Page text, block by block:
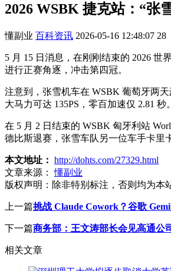
2026 WSBK 捷克站：“张
懂副业 百科资讯 2026-05-16 12:48:07 28
5 月 15 日消息，在刚刚结束的 2026 世
进行正赛角逐，冲击第四冠。
注意到，张雪机车在 WSBK 葡萄牙两
大马力可达 135PS，零百加速仅 2.81 秒。
在 5 月 2 日结束的 WSBK 匈牙利站
德比斯退赛，张雪车队另一位车手卡里
本文地址： http://dohts.com/27329.html
文章来源：
懂副业
版权声明： 除非特别标注，否则均为本
上一篇挑战 Claude Cowork？谷歌
下一篇商务部：王文涛部长会见高通公
相关文章